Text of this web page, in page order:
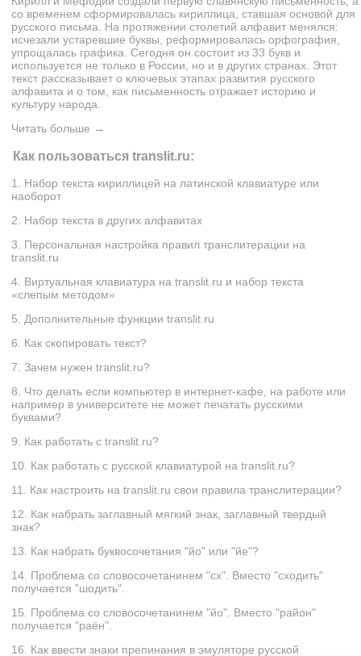
со временем сформировалась кириллица, ставшая основой для
русского письма. На протяжении столетий алфавит менялся:
исчезали устаревшие буквы, реформировалась орфография,
упрощалась графика. Сегодня он состоит из 33 букв и
используется не только в России, но и в других странах. Этот
текст рассказывает о ключевых этапах развития русского
алфавита и о том, как письменность отражает историю и
культуру народа.
Читать больше →
Как пользоваться translit.ru:
1. Набор текста кириллицей на латинской клавиатуре или
наоборот
2. Набор текста в других алфавитах
3. Персональная настройка правил транслитерации на
translit.ru
4. Виртуальная клавиатура на translit.ru и набор текста
«слепым методом»
5. Дополнительные функции translit.ru
6. Как скопировать текст?
7. Зачем нужен translit.ru?
8. Что делать если компьютер в интернет-кафе, на работе или
например в университете не может печатать русскими
буквами?
9. Как работать с translit.ru?
10. Как работать с русской клавиатурой на translit.ru?
11. Как настроить на translit.ru свои правила транслитерации?
12. Как набрать заглавный мягкий знак, заглавный твердый
знак?
13. Как набрать буквосочетания "йо" или "йе"?
14. Проблема со словосочетанинем "сх". Вместо "сxодить"
получается "шодить".
15. Проблема со словосочетанинем "йо". Вместо "район"
получается "раён".
16. Как ввести знаки препинания в эмуляторе русской